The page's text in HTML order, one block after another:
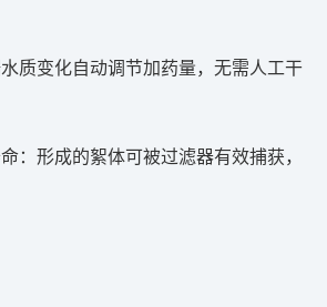
质变化自动调节加药量，无需人工干
：形成的絮体可被过滤器有效捕获，